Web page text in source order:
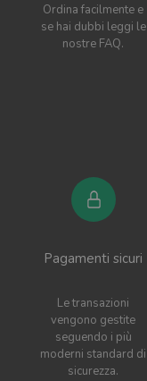
Ordina facilmente e
se hai dubbi leggi le
nostre FAQ.
Pagamenti sicuri
Le transazioni
vengono gestite
seguendo i più
moderni standard di
sicurezza.